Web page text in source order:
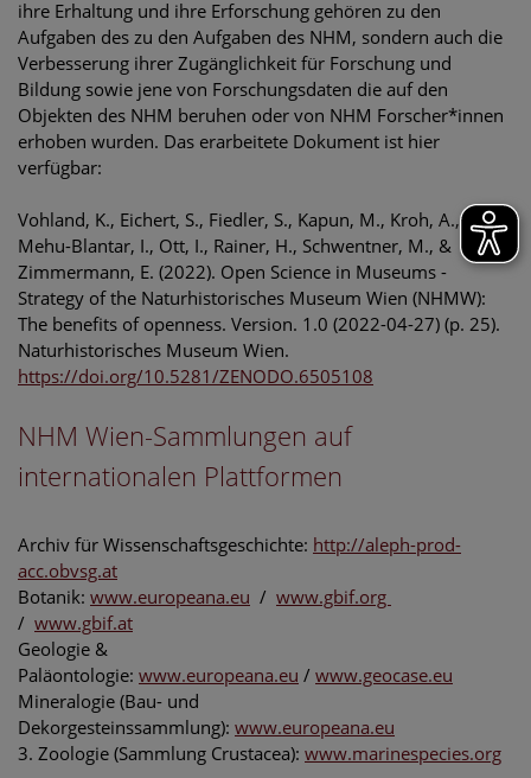
ihre Erhaltung und ihre Erforschung gehören zu den
Aufgaben des zu den Aufgaben des NHM, sondern auch die
Verbesserung ihrer Zugänglichkeit für Forschung und
Bildung sowie jene von Forschungsdaten die auf den
Objekten des NHM beruhen oder von NHM Forscher*innen
erhoben wurden. Das erarbeitete Dokument ist hier
verfügbar:
Vohland, K., Eichert, S., Fiedler, S., Kapun, M., Kroh, A.,
Mehu-Blantar, I., Ott, I., Rainer, H., Schwentner, M., &
Zimmermann, E. (2022). Open Science in Museums -
Strategy of the Naturhistorisches Museum Wien (NHMW):
The benefits of openness. Version. 1.0 (2022-04-27) (p. 25).
Naturhistorisches Museum Wien.
https://doi.org/10.5281/ZENODO.6505108
NHM Wien-Sammlungen auf
internationalen Plattformen
Archiv für Wissenschaftsgeschichte: http://aleph-prod-
acc.obvsg.at
Botanik: www.europeana.eu / www.gbif.org
/ www.gbif.at
Geologie &
Paläontologie: www.europeana.eu / www.geocase.eu
Mineralogie (Bau- und
Dekorgesteinssammlung): www.europeana.eu
3. Zoologie (Sammlung Crustacea): www.marinespecies.org